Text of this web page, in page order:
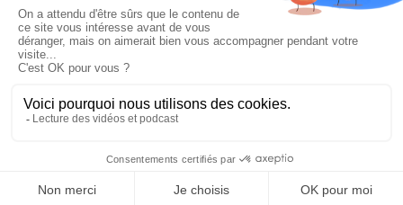
© Copyright 2008 / 2026,DECODE MEDIA, The Innovation Media
Company.All Rights Reserved
TwitterRSS